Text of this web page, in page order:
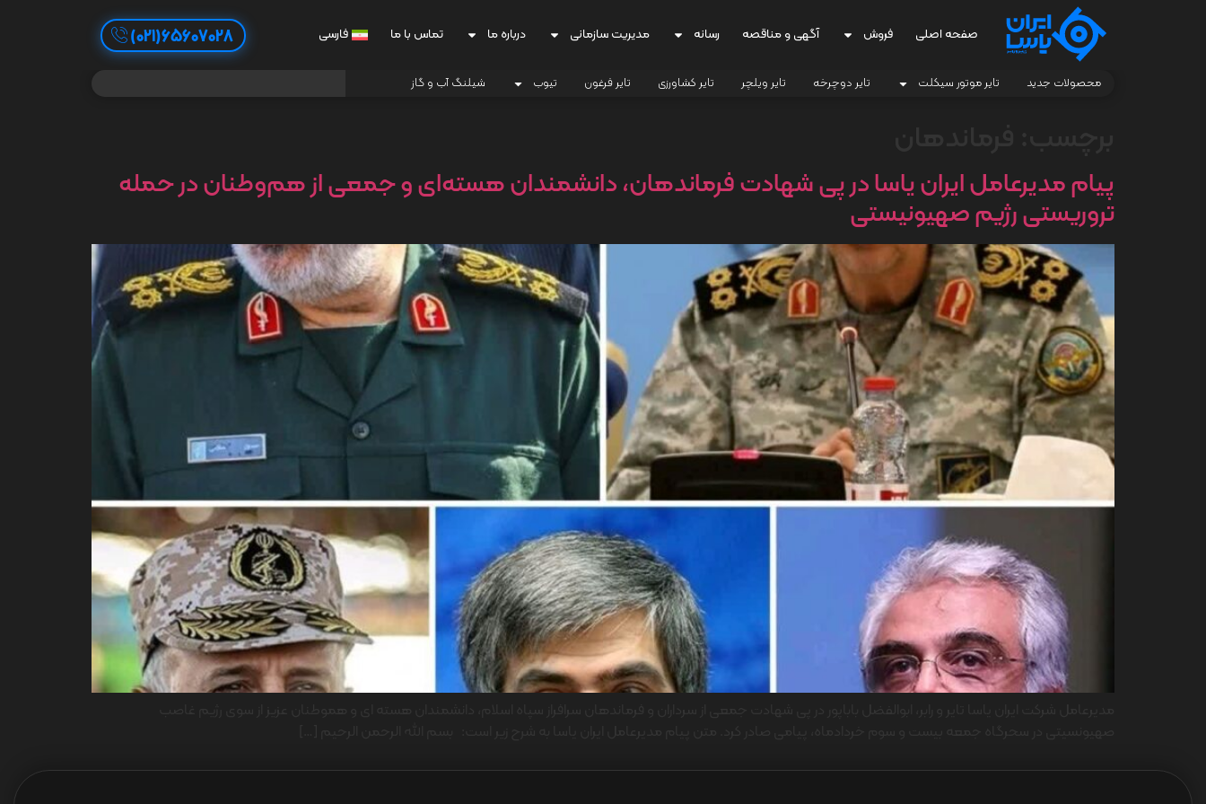
صفحه اصلی فروش آگهی و مناقصه رسانه مدیریت سازمانی درباره ما تماس با ما فارسی 65607028(021)
محصولات جدید تایر موتور سیکلت تایر دوچرخه تایر ویلچر تایر کشاورزی تایر فرغون تیوب شیلنگ آب و گاز
پیام مدیرعامل ایران یاسا در پی شهادت فرماندهان، دانشمندان هسته‌ای و جمعی از هم‌وطنان در حمله
تروریستی رژیم صهیونیستی